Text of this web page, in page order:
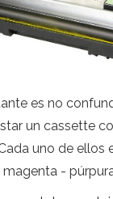
es no
un cassette
uno de ellos
-